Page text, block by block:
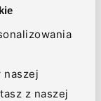
naszej
z naszej